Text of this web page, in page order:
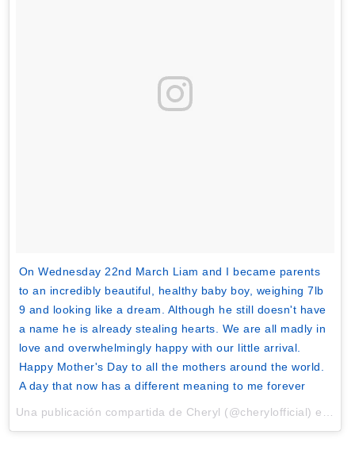
On Wednesday 22nd March Liam and I became parents
to an incredibly beautiful, healthy baby boy, weighing 7lb
9 and looking like a dream. Although he still doesn't have
a name he is already stealing hearts. We are all madly in
love and overwhelmingly happy with our little arrival.
Happy Mother's Day to all the mothers around the world.
A day that now has a different meaning to me forever